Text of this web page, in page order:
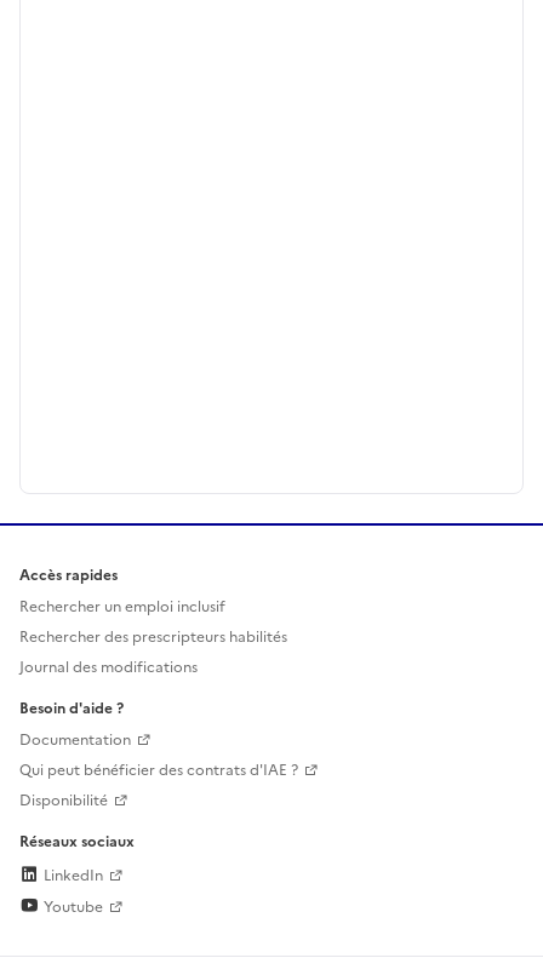
Accès rapides
Rechercher un emploi inclusif
Rechercher des prescripteurs habilités
Journal des modifications
Besoin d'aide ?
Documentation
Qui peut bénéficier des contrats d'IAE ?
Disponibilité
Réseaux sociaux
LinkedIn
Youtube